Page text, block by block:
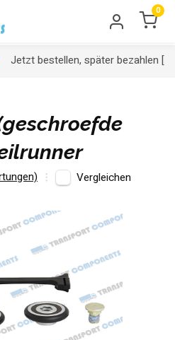
0
Jetzt bestellen, später bezahlen
Vergleichen